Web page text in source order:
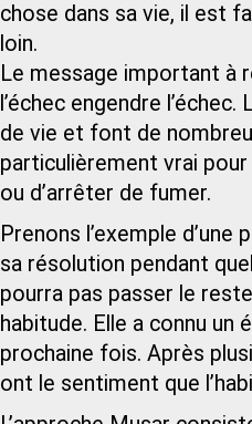
chose dans sa vie, il est
loin.
Le message important à
l’échec engendre
de vie et font de
particulièrement vrai
ou d’arrêter de fumer.
Prenons l’exemple
sa résolution pendant
pourra pas passer le
habitude. Elle a connu un
prochaine fois. Après
ont le sentiment que